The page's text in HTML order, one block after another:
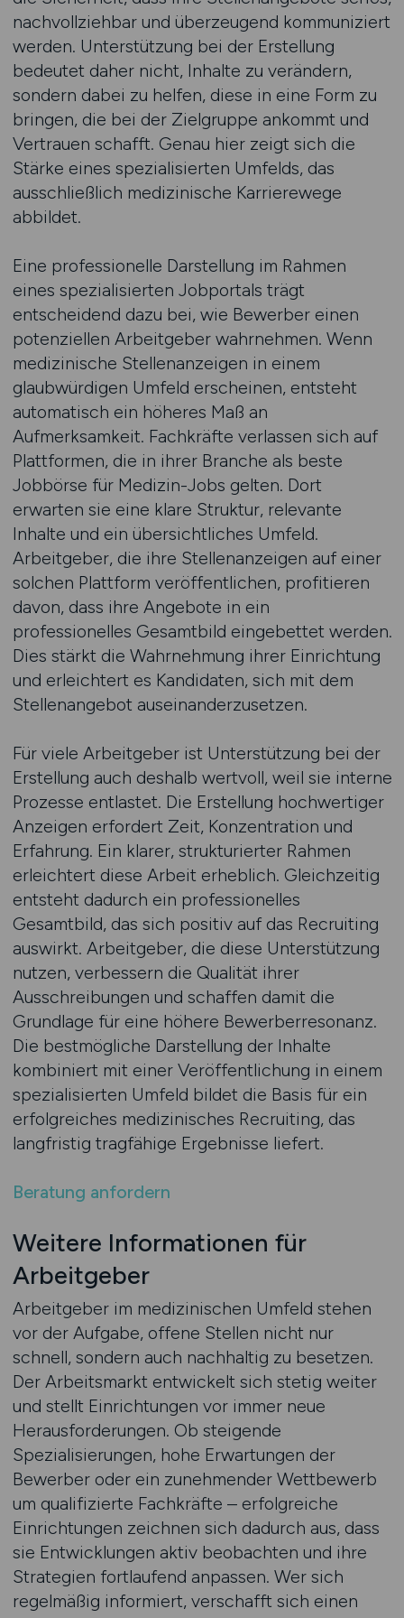
nachvollziehbar und überzeugend kommuniziert
werden. Unterstützung bei der Erstellung
bedeutet daher nicht, Inhalte zu verändern,
sondern dabei zu helfen, diese in eine Form zu
bringen, die bei der Zielgruppe ankommt und
Vertrauen schafft. Genau hier zeigt sich die
Stärke eines spezialisierten Umfelds, das
ausschließlich medizinische Karrierewege
abbildet.
Eine professionelle Darstellung im Rahmen
eines spezialisierten Jobportals trägt
entscheidend dazu bei, wie Bewerber einen
potenziellen Arbeitgeber wahrnehmen. Wenn
medizinische Stellenanzeigen in einem
glaubwürdigen Umfeld erscheinen, entsteht
automatisch ein höheres Maß an
Aufmerksamkeit. Fachkräfte verlassen sich auf
Plattformen, die in ihrer Branche als beste
Jobbörse für Medizin-Jobs gelten. Dort
erwarten sie eine klare Struktur, relevante
Inhalte und ein übersichtliches Umfeld.
Arbeitgeber, die ihre Stellenanzeigen auf einer
solchen Plattform veröffentlichen, profitieren
davon, dass ihre Angebote in ein
professionelles Gesamtbild eingebettet werden.
Dies stärkt die Wahrnehmung ihrer Einrichtung
und erleichtert es Kandidaten, sich mit dem
Stellenangebot auseinanderzusetzen.
Für viele Arbeitgeber ist Unterstützung bei der
Erstellung auch deshalb wertvoll, weil sie interne
Prozesse entlastet. Die Erstellung hochwertiger
Anzeigen erfordert Zeit, Konzentration und
Erfahrung. Ein klarer, strukturierter Rahmen
erleichtert diese Arbeit erheblich. Gleichzeitig
entsteht dadurch ein professionelles
Gesamtbild, das sich positiv auf das Recruiting
auswirkt. Arbeitgeber, die diese Unterstützung
nutzen, verbessern die Qualität ihrer
Ausschreibungen und schaffen damit die
Grundlage für eine höhere Bewerberresonanz.
Die bestmögliche Darstellung der Inhalte
kombiniert mit einer Veröffentlichung in einem
spezialisierten Umfeld bildet die Basis für ein
erfolgreiches medizinisches Recruiting, das
langfristig tragfähige Ergebnisse liefert.
Beratung anfordern
Weitere Informationen für
Arbeitgeber
Arbeitgeber im medizinischen Umfeld stehen
vor der Aufgabe, offene Stellen nicht nur
schnell, sondern auch nachhaltig zu besetzen.
Der Arbeitsmarkt entwickelt sich stetig weiter
und stellt Einrichtungen vor immer neue
Herausforderungen. Ob steigende
Spezialisierungen, hohe Erwartungen der
Bewerber oder ein zunehmender Wettbewerb
um qualifizierte Fachkräfte – erfolgreiche
Einrichtungen zeichnen sich dadurch aus, dass
sie Entwicklungen aktiv beobachten und ihre
Strategien fortlaufend anpassen. Wer sich
regelmäßig informiert, verschafft sich einen